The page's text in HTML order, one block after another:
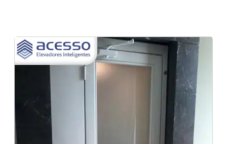
Plataforma cabinada Industrial em Ipatinga